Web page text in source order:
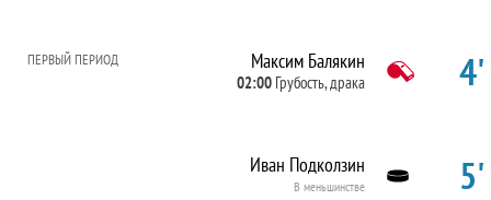
ПЕРВЫЙ ПЕРИОД Максим Балякин
02:00 Грубость, драка
Иван Подколзин
В меньшинстве